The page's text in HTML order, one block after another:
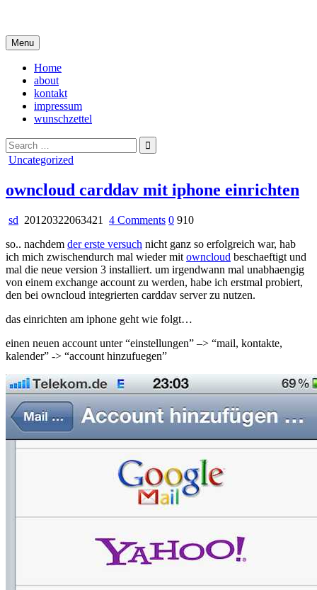
content
Menu
Home
about
kontakt
impressum
wunschzettel
Search
for:
Posted
Uncategorized
owncloud carddav mit iphone einrichten
sd 20120322063421 4 Commentson
carddav
mit
iphone
einrichten
0 910
so.. nachdem der erste versuch nicht ganz so erfolgreich war, hab
ich mich zwischendurch mal wieder mit owncloud beschaeftigt und
mal die neue version 3 installiert. um irgendwann mal unabhaengig
von einem exchange account zu werden, habe ich erstmal probiert,
den bei owncloud integrierten carddav server zu nutzen.
das einrichten am iphone geht wie folgt…
einen neuen account unter “einstellungen” –> “mail, kontakte,
kalender” -> “account hinzufuegen”